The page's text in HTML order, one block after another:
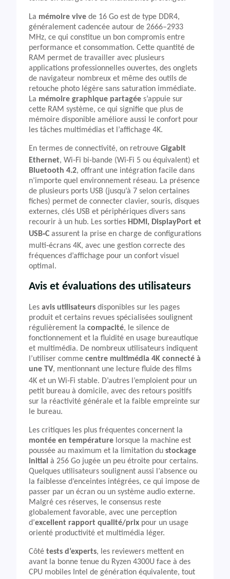
La mémoire vive de 16 Go est de type DDR4,
généralement cadencée autour de 2666–2933
MHz, ce qui constitue un bon compromis entre
performance et consommation. Cette quantité de
RAM permet de travailler avec plusieurs
applications professionnelles ouvertes, des onglets
de navigateur nombreux et même des outils de
retouche photo légère sans saturation immédiate.
La mémoire graphique partagée s’appuie sur
cette RAM système, ce qui signifie que plus de
mémoire disponible améliore aussi le confort pour
les tâches multimédias et l’affichage 4K.
En termes de connectivité, on retrouve Gigabit
Ethernet, Wi‑Fi bi‑bande (Wi‑Fi 5 ou équivalent) et
Bluetooth 4.2, offrant une intégration facile dans
n’importe quel environnement réseau. La présence
de plusieurs ports USB (jusqu’à 7 selon certaines
fiches) permet de connecter clavier, souris, disques
externes, clés USB et périphériques divers sans
recourir à un hub. Les sorties HDMI, DisplayPort et
USB‑C assurent la prise en charge de configurations
multi‑écrans 4K, avec une gestion correcte des
fréquences d’affichage pour un confort visuel
optimal.
Avis et évaluations des utilisateurs
Les avis utilisateurs disponibles sur les pages
produit et certains revues spécialisées soulignent
régulièrement la compacité, le silence de
fonctionnement et la fluidité en usage bureautique
et multimédia. De nombreux utilisateurs indiquent
l’utiliser comme centre multimédia 4K connecté à
une TV, mentionnant une lecture fluide des films
4K et un Wi‑Fi stable. D’autres l’emploient pour un
petit bureau à domicile, avec des retours positifs
sur la réactivité générale et la faible empreinte sur
le bureau.
Les critiques les plus fréquentes concernent la
montée en température lorsque la machine est
poussée au maximum et la limitation du stockage
initial à 256 Go jugée un peu étroite pour certains.
Quelques utilisateurs soulignent aussi l’absence ou
la faiblesse d’enceintes intégrées, ce qui impose de
passer par un écran ou un système audio externe.
Malgré ces réserves, le consensus reste
globalement favorable, avec une perception
d’excellent rapport qualité/prix pour un usage
orienté productivité et multimédia léger.
Côté tests d’experts, les reviewers mettent en
avant la bonne tenue du Ryzen 4300U face à des
CPU mobiles Intel de génération équivalente, tout